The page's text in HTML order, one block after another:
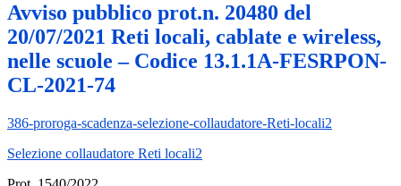
Avviso pubblico prot.n. 20480 del
20/07/2021 Reti locali, cablate e wireless,
nelle scuole – Codice 13.1.1A-FESRPON-
CL-2021-74
386-proroga-scadenza-selezione-collaudatore-Reti-locali2
Selezione collaudatore Reti locali2